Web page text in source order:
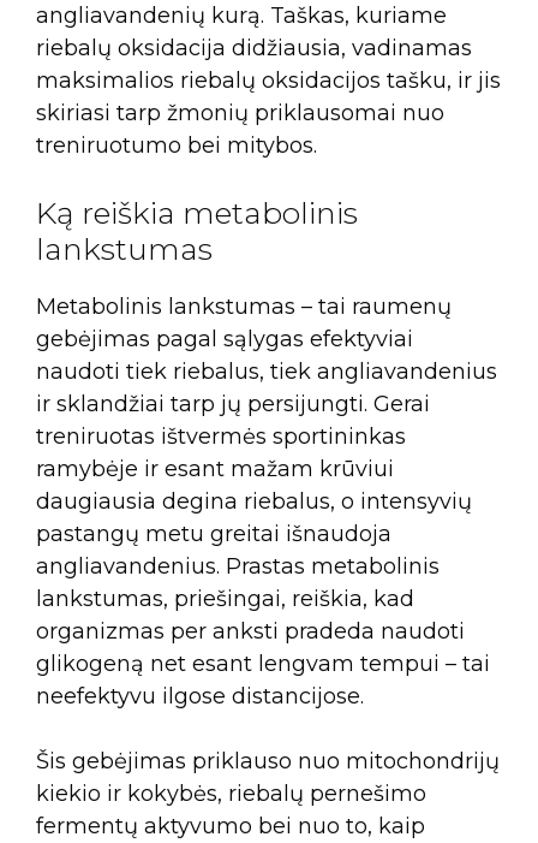
angliavandenių kurą. Taškas, kuriame
riebalų oksidacija didžiausia, vadinamas
maksimalios riebalų oksidacijos tašku, ir jis
skiriasi tarp žmonių priklausomai nuo
treniruotumo bei mitybos.
Ką reiškia metabolinis
lankstumas
Metabolinis lankstumas – tai raumenų
gebėjimas pagal sąlygas efektyviai
naudoti tiek riebalus, tiek angliavandenius
ir sklandžiai tarp jų persijungti. Gerai
treniruotas ištvermės sportininkas
ramybėje ir esant mažam krūviui
daugiausia degina riebalus, o intensyvių
pastangų metu greitai išnaudoja
angliavandenius. Prastas metabolinis
lankstumas, priešingai, reiškia, kad
organizmas per anksti pradeda naudoti
glikogeną net esant lengvam tempui – tai
neefektyvu ilgose distancijose.
Šis gebėjimas priklauso nuo mitochondrijų
kiekio ir kokybės, riebalų pernešimo
fermentų aktyvumo bei nuo to, kaip